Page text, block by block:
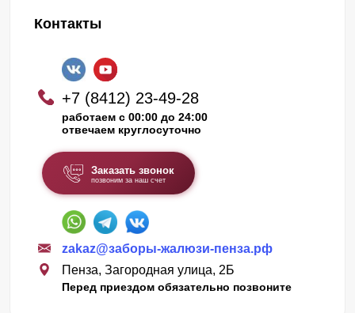
Контакты
+7 (8412) 23-49-28
работаем с 00:00 до 24:00
отвечаем круглосуточно
Заказать звонок
позвоним за наш счет
zakaz@заборы-жалюзи-пенза.рф
Пенза, Загородная улица, 2Б
Перед приездом обязательно позвоните